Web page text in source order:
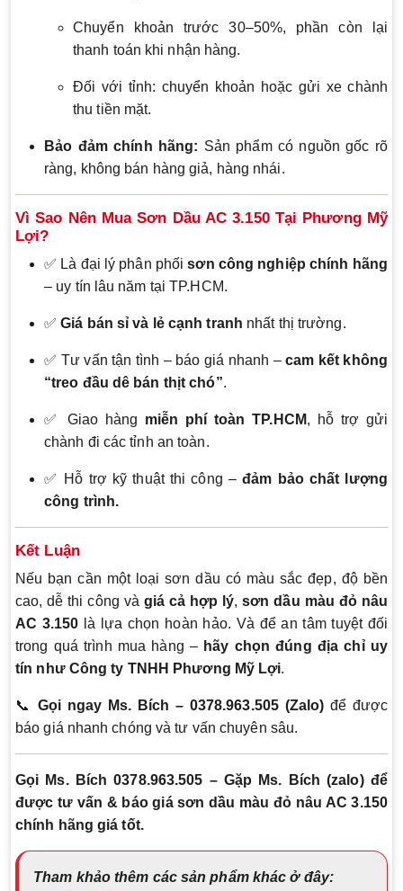
Chuyển khoản trước 30–50%, phần còn lại
thanh toán khi nhận hàng.
Đối với tỉnh: chuyển khoản hoặc gửi xe chành
thu tiền mặt.
Bảo đảm chính hãng: Sản phẩm có nguồn gốc rõ
ràng, không bán hàng giả, hàng nhái.
Vì Sao Nên Mua Sơn Dầu AC 3.150 Tại Phương Mỹ
Lợi?
✅ Là đại lý phân phốisơn công nghiệp chính hãng
– uy tín lâu năm tại TP.HCM.
✅Giá bán sỉ và lẻ cạnh tranh nhất thị trường.
✅ Tư vấn tận tình – báo giá nhanh –cam kết không
“treo đầu dê bán thịt chó”.
✅ Giao hàng miễn phí toàn TP.HCM, hỗ trợ gửi
chành đi các tỉnh an toàn.
✅ Hỗ trợ kỹ thuật thi công –đảm bảo chất lượng
công trình.
Kết Luận
Nếu bạn cần một loại sơn dầu có màu sắc đẹp, độ bền
cao, dễ thi công và giá cả hợp lý,sơn dầu màu đỏ nâu
AC 3.150 là lựa chọn hoàn hảo. Và để an tâm tuyệt đối
trong quá trình mua hàng – hãy chọn đúng địa chỉ uy
tín như Công ty TNHH Phương Mỹ Lợi.
📞Gọi ngay Ms. Bích – 0378.963.505 (Zalo) để được
báo giá nhanh chóng và tư vấn chuyên sâu.
Gọi Ms. Bích 0378.963.505 – Gặp Ms. Bích (zalo) để
được tư vấn & báo giá sơn dầu màu đỏ nâu AC 3.150
chính hãng giá tốt.
Tham khảo thêm các sản phẩm khác ở đây: